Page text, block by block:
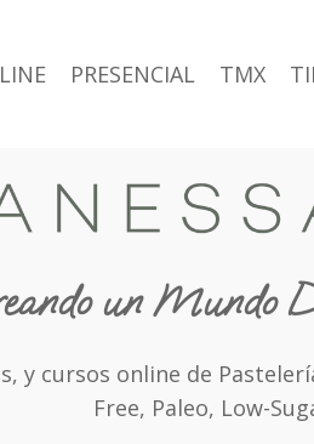
PRESENCIAL TMX
un Mundo
y cursos online de
Free, Paleo, Low-